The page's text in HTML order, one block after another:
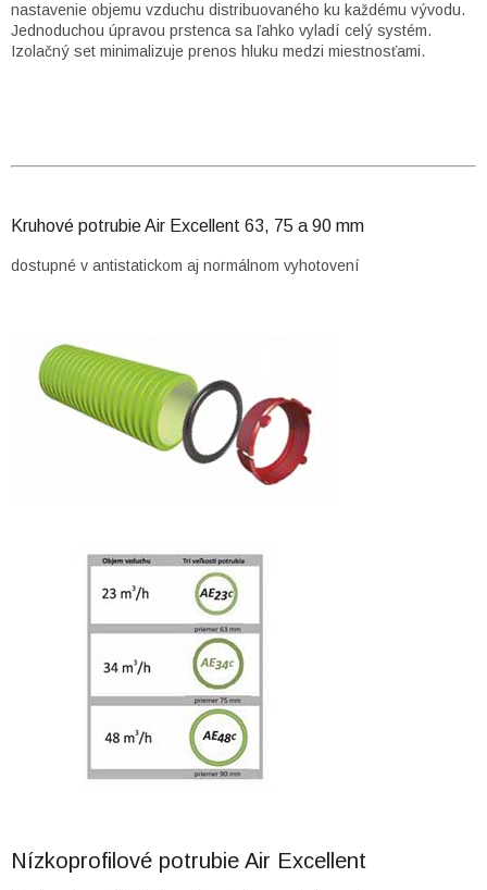
nastavenie objemu vzduchu distribuovaného ku každému vývodu.
Jednoduchou úpravou prstenca sa ľahko vyladí celý systém.
Izolačný set minimalizuje prenos hluku medzi miestnosťami.
Kruhové potrubie Air Excellent 63, 75 a 90 mm
dostupné v antistatickom aj normálnom vyhotovení
Nízkoprofilové potrubie Air Excellent